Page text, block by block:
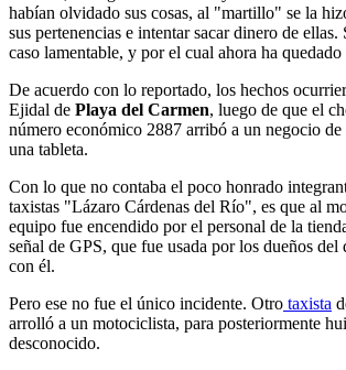
habían olvidado sus cosas, al "martillo" se la
sus pertenencias e intentar sacar dinero de ellas.
caso lamentable, y por el cual ahora ha quedado
De acuerdo con lo reportado, los hechos
Ejidal de Playa del Carmen, luego de que el
número económico 2887 arribó a un negocio de
una tableta.
Con lo que no contaba el poco honrado
taxistas "Lázaro Cárdenas del Río", es que al
equipo fue encendido por el personal de la
señal de GPS, que fue usada por los dueños
con él.
Pero ese no fue el único incidente. Otro taxista
arrolló a un motociclista, para posteriormente
desconocido.